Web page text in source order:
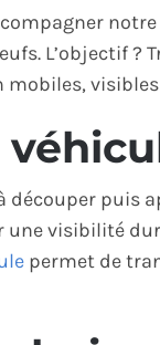
L’objectif
découper puis
une visibilité
permet de